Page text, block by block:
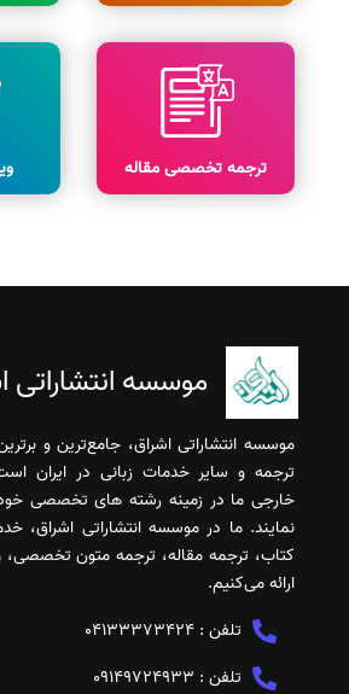
ترجمه تخصصی مقاله
موسسه انتشاراتی
موسسه انتشاراتی اشراق، جامع‌ترین و
ترجمه و سایر خدمات زبانی در ایران
خارجی ما در زمینه رشته های تخصصی
نمایند. ما در موسسه انتشاراتی
کتاب، ترجمه مقاله، ترجمه متون تخصصی،
ارائه می‌کنیم.
تلفن : 04133373424
تلفن : 09149724933